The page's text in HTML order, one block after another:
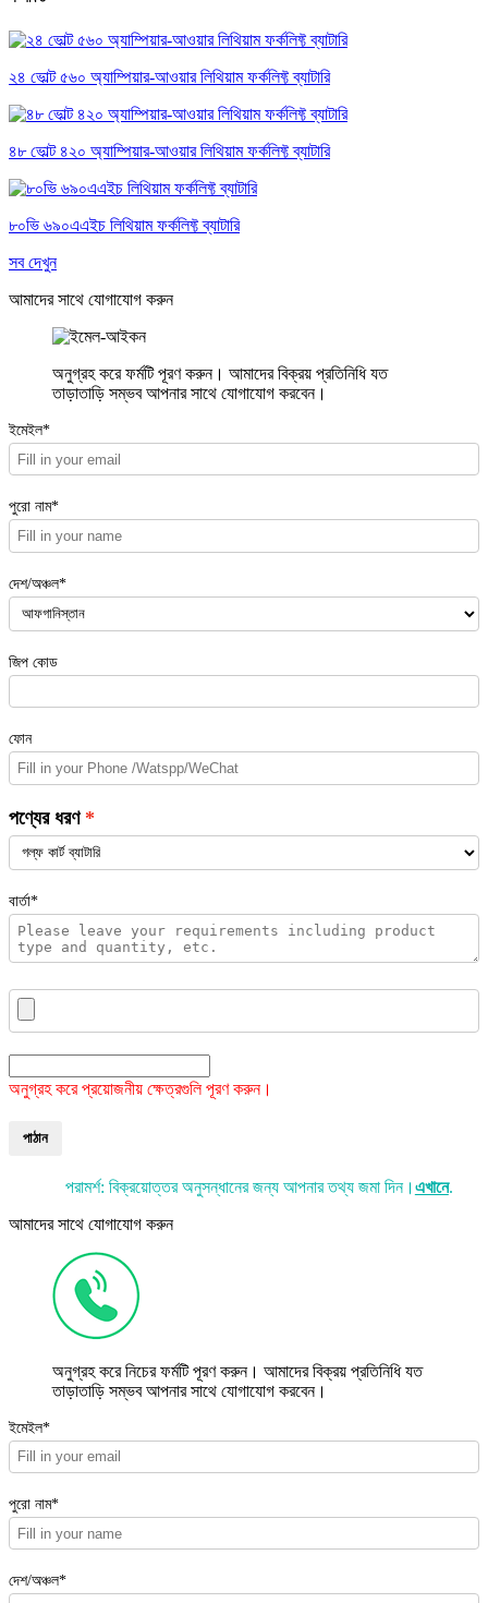
২৪ ভোল্ট ৫৬০ অ্যাম্পিয়ার-আওয়ার লিথিয়াম ফর্কলিফ্ট ব্যাটারি
৪৮ ভোল্ট ৪২০ অ্যাম্পিয়ার-আওয়ার লিথিয়াম ফর্কলিফ্ট ব্যাটারি
৮০ভি ৬৯০এএইচ লিথিয়াম ফর্কলিফ্ট ব্যাটারি
সব দেখুন
আমাদের সাথে যোগাযোগ করুন
অনুগ্রহ করে ফর্মটি পূরণ করুন। আমাদের বিক্রয় প্রতিনিধি যত
তাড়াতাড়ি সম্ভব আপনার সাথে যোগাযোগ করবেন।
ইমেইল*
পুরো নাম*
দেশ/অঞ্চল*
জিপ কোড
ফোন
পণ্যের ধরণ
বার্তা*
অনুগ্রহ করে প্রয়োজনীয় ক্ষেত্রগুলি পূরণ করুন।
পাঠান
পরামর্শ: বিক্রয়োত্তর অনুসন্ধানের জন্য আপনার তথ্য জমা দিন। এখানে.
আমাদের সাথে যোগাযোগ করুন
অনুগ্রহ করে নিচের ফর্মটি পূরণ করুন। আমাদের বিক্রয় প্রতিনিধি যত
তাড়াতাড়ি সম্ভব আপনার সাথে যোগাযোগ করবেন।
ইমেইল*
পুরো নাম*
দেশ/অঞ্চল*